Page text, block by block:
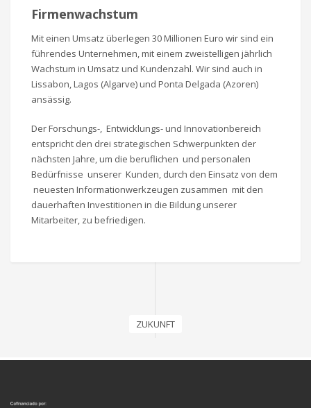
Firmenwachstum
Mit einen Umsatz überlegen 30 Millionen Euro wir sind ein
führendes Unternehmen, mit einem zweistelligen jährlich
Wachstum in Umsatz und Kundenzahl. Wir sind auch in
Lissabon, Lagos (Algarve) und Ponta Delgada (Azoren)
ansässig.
Der Forschungs-, Entwicklungs- und Innovationbereich
entspricht den drei strategischen Schwerpunkten der
nächsten Jahre, um die beruflichen und personalen
Bedürfnisse unserer Kunden, durch den Einsatz von dem
neuesten Informationwerkzeugen zusammen mit den
dauerhaften Investitionen in die Bildung unserer
Mitarbeiter, zu befriedigen.
ZUKUNFT